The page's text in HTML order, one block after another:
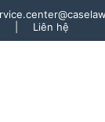
Liên hệ